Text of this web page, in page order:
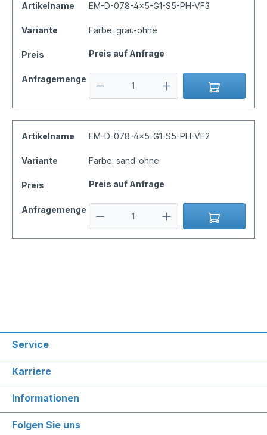
Artikelname EM-D-078-4x5-G1-S5-PH-VF3
Variante Farbe: grau-ohne
Preis Preis auf Anfrage
Anfragemenge
Artikelname EM-D-078-4x5-G1-S5-PH-VF2
Variante Farbe: sand-ohne
Preis Preis auf Anfrage
Anfragemenge
Service
Karriere
Informationen
Folgen Sie uns